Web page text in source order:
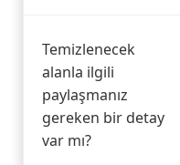
Temizlenecek
alanla ilgili
paylaşmanız
gereken bir detay
var mı?